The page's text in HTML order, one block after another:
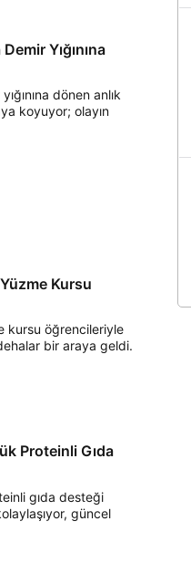
Yığınına
dönen anlık
koyuyor; olayın
Kursu
kursu öğrencileriyle
bir araya geldi.
Proteinli Gıda
gıda desteği
güncel